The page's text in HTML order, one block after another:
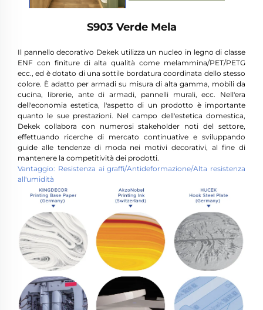
S903 Verde Mela
Il pannello decorativo Dekek utilizza un nucleo in legno di classe
ENF con finiture di alta qualità come melammina/PET/PETG
ecc., ed è dotato di una sottile bordatura coordinata dello stesso
colore. È adatto per armadi su misura di alta gamma, mobili da
cucina, librerie, ante di armadi, pannelli murali, ecc. Nell'era
dell'economia estetica, l'aspetto di un prodotto è importante
quanto le sue prestazioni. Nel campo dell'estetica domestica,
Dekek collabora con numerosi stakeholder noti del settore,
effettuando ricerche di mercato continuative e sviluppando
guide alle tendenze di moda nei motivi decorativi, al fine di
mantenere la competitività dei prodotti.
Vantaggio: Resistenza ai graffi/Antideformazione/Alta resistenza
all'umidità